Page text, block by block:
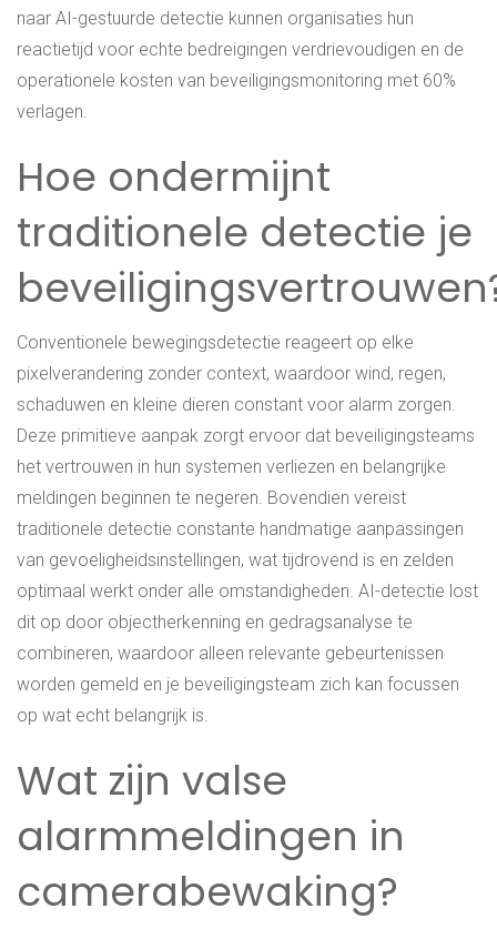
naar AI-gestuurde detectie kunnen organisaties hun
reactietijd voor echte bedreigingen verdrievoudigen en de
operationele kosten van beveiligingsmonitoring met 60%
verlagen.
Hoe ondermijnt
traditionele detectie je
Conventionele bewegingsdetectie reageert op elke
pixelverandering zonder context, waardoor wind, regen,
schaduwen en kleine dieren constant voor alarm zorgen.
Deze primitieve aanpak zorgt ervoor dat beveiligingsteams
het vertrouwen in hun systemen verliezen en belangrijke
meldingen beginnen te negeren. Bovendien vereist
traditionele detectie constante handmatige aanpassingen
van gevoeligheidsinstellingen, wat tijdrovend is en zelden
optimaal werkt onder alle omstandigheden. AI-detectie lost
dit op door objectherkenning en gedragsanalyse te
combineren, waardoor alleen relevante gebeurtenissen
worden gemeld en je beveiligingsteam zich kan focussen
op wat echt belangrijk is.
Wat zijn valse
alarmmeldingen in
camerabewaking?